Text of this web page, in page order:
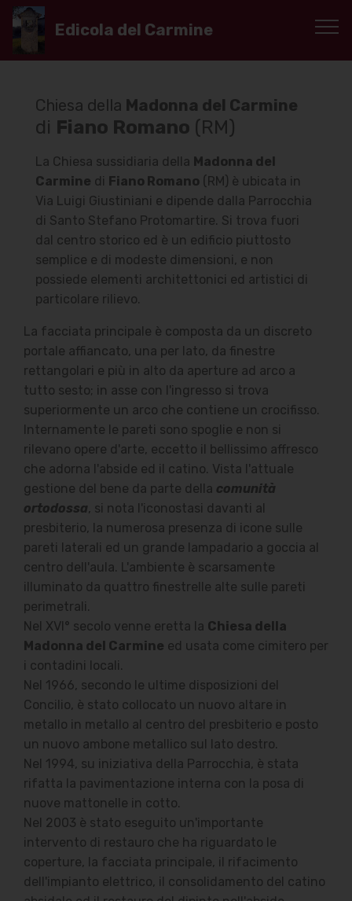
Edicola del Carmine
Chiesa della Madonna del Carmine
di Fiano Romano (RM)
La Chiesa sussidiaria della Madonna del
Carmine di Fiano Romano (RM) è ubicata in
Via Luigi Giustiniani e dipende dalla Parrocchia
di Santo Stefano Protomartire. Si trova fuori
dal centro storico ed è un edificio piuttosto
semplice e di modeste dimensioni, e non
possiede elementi architettonici ed artistici di
particolare rilievo.
La facciata principale è composta da un discreto
portale affiancato, una per lato, da finestre
rettangolari e più in alto da aperture ad arco a
tutto sesto; in asse con l'ingresso si trova
superiormente un arco che contiene un crocifisso.
Internamente le pareti sono spoglie e non si
rilevano opere d'arte, eccetto il bellissimo affresco
che adorna l'abside ed il catino. Vista l'attuale
gestione del bene da parte della comunità
ortodossa, si nota l'iconostasi davanti al
presbiterio, la numerosa presenza di icone sulle
pareti laterali ed un grande lampadario a goccia al
centro dell'aula. L'ambiente è scarsamente
illuminato da quattro finestrelle alte sulle pareti
perimetrali.
Nel XVI° secolo venne eretta la Chiesa della
Madonna del Carmine ed usata come cimitero per
i contadini locali.
Nel 1966, secondo le ultime disposizioni del
Concilio, è stato collocato un nuovo altare in
metallo in metallo al centro del presbiterio e posto
un nuovo ambone metallico sul lato destro.
Nel 1994, su iniziativa della Parrocchia, è stata
rifatta la pavimentazione interna con la posa di
nuove mattonelle in cotto.
Nel 2003 è stato eseguito un'importante
intervento di restauro che ha riguardato le
coperture, la facciata principale, il rifacimento
dell'impianto elettrico, il consolidamento del catino